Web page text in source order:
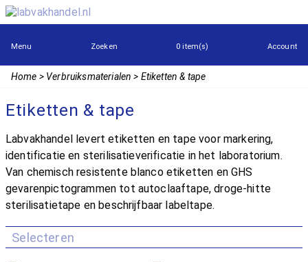
Menu Zoeken 0 item(s) Account
Home Verbruiksmaterialen Etiketten & tape
Etiketten & tape
Labvakhandel levert etiketten en tape voor markering,
identificatie en sterilisatieverificatie in het laboratorium.
Van chemisch resistente blanco etiketten en GHS
gevarenpictogrammen tot autoclaaftape, droge-hitte
sterilisatietape en beschrijfbaar labeltape.
Selecteren